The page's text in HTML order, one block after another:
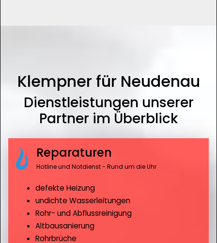
Klempner für Neudenau
Dienstleistungen unserer
Partner im Überblick
Reparaturen
Hotline und Notdienst - Rund um die Uhr
defekte Heizung
undichte Wasserleitungen
Rohr- und Abflussreinigung
Altbausanierung
Rohrbrüche